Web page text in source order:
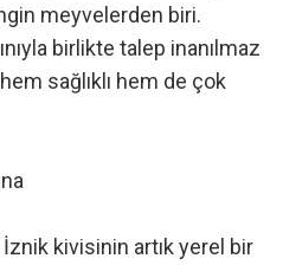
meyvelerden biri.
birlikte talep inanılmaz
sağlıklı hem de çok
kivisinin artık yerel bir